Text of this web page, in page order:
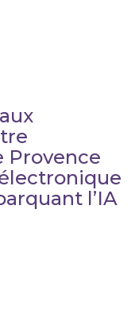
Provence
l’IA